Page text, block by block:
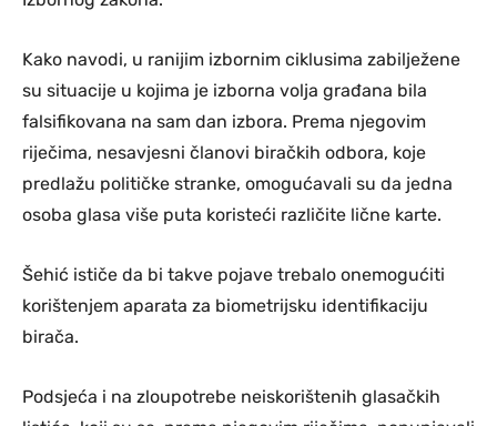
Kako navodi, u ranijim izbornim ciklusima zabilježene
su situacije u kojima je izborna volja građana bila
falsifikovana na sam dan izbora. Prema njegovim
riječima, nesavjesni članovi biračkih odbora, koje
predlažu političke stranke, omogućavali su da jedna
osoba glasa više puta koristeći različite lične karte.
Šehić ističe da bi takve pojave trebalo onemogućiti
korištenjem aparata za biometrijsku identifikaciju
birača.
Podsjeća i na zloupotrebe neiskorištenih glasačkih